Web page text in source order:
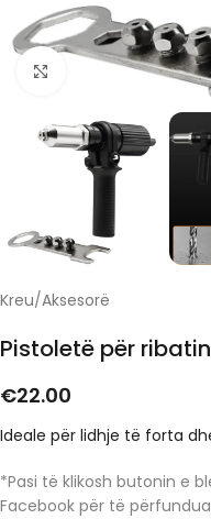
Click to enlarge
Kreu/Aksesorë
Pistoletë për
€22.00
Ideale për lidhje të forta
*Pasi të klikosh butonin e
Facebook për të